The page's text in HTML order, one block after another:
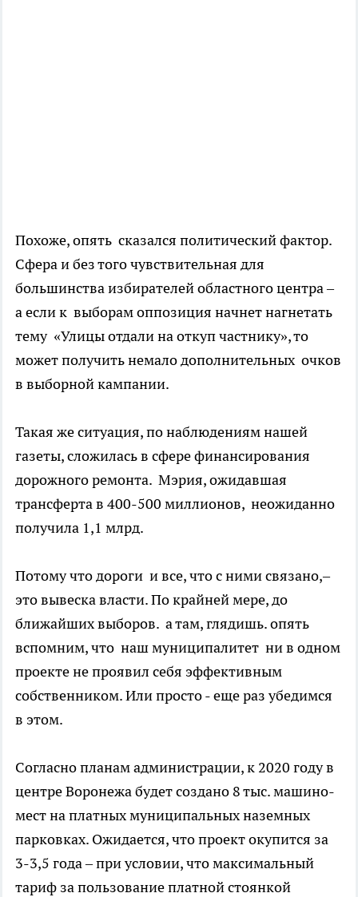
Похоже, опять сказался политический фактор.
Сфера и без того чувствительная для
большинства избирателей областного центра –
а если к выборам оппозиция начнет нагнетать
тему «Улицы отдали на откуп частнику», то
может получить немало дополнительных очков
в выборной кампании.
Такая же ситуация, по наблюдениям нашей
газеты, сложилась в сфере финансирования
дорожного ремонта. Мэрия, ожидавшая
трансферта в 400-500 миллионов, неожиданно
получила 1,1 млрд.
Потому что дороги и все, что с ними связано,–
это вывеска власти. По крайней мере, до
ближайших выборов. а там, глядишь. опять
вспомним, что наш муниципалитет ни в одном
проекте не проявил себя эффективным
собственником. Или просто - еще раз убедимся
в этом.
Согласно планам администрации, к 2020 году в
центре Воронежа будет создано 8 тыс. машино-
мест на платных муниципальных наземных
парковках. Ожидается, что проект окупится за
3-3,5 года – при условии, что максимальный
тариф за пользование платной стоянкой